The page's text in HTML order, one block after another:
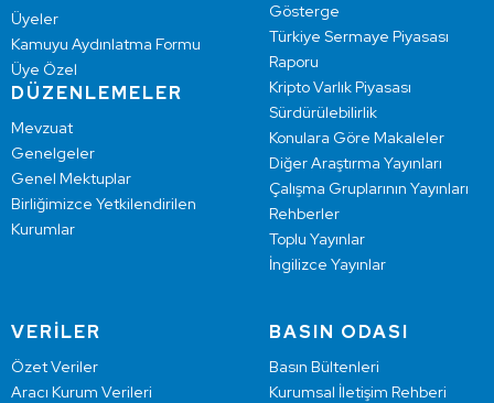
Üyeler
Kamuyu Aydınlatma Formu
Üye Özel
DÜZENLEMELER
Mevzuat
Genelgeler
Genel Mektuplar
Birliğimizce Yetkilendirilen
Kurumlar
Gösterge
Türkiye Sermaye Piyasası
Raporu
Kripto Varlık Piyasası
Sürdürülebilirlik
Konulara Göre Makaleler
Diğer Araştırma Yayınları
Çalışma Gruplarının Yayınları
Rehberler
Toplu Yayınlar
İngilizce Yayınlar
VERİLER
Özet Veriler
Aracı Kurum Verileri
BASIN ODASI
Basın Bültenleri
Kurumsal İletişim Rehberi